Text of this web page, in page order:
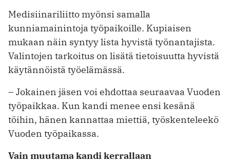
Medisiinariliitto myönsi samalla
kunniamainintoja työpaikoille. Kupiaisen
mukaan näin syntyy lista hyvistä työnantajista.
Valintojen tarkoitus on lisätä tietoisuutta hyvistä
käytännöistä työelämässä.
– Jokainen jäsen voi ehdottaa seuraavaa Vuoden
työpaikkaa. Kun kandi menee ensi kesänä
töihin, hänen kannattaa miettiä, työskenteleekö
Vuoden työpaikassa.
Vain muutama kandi kerrallaan